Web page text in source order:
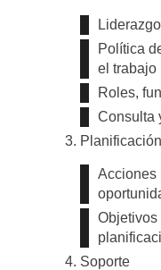
Política
el trabajo
Roles,
Consulta
Acciones
Objetivos
Soporte